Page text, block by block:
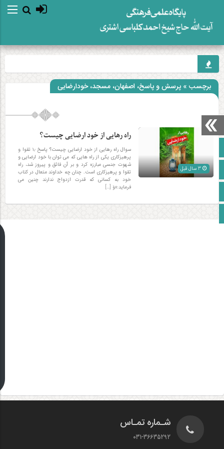
صفحه نخست
آپارات
برچسب » پرسش و پاسخ، اصفهان، مسجد، خودارضایی
راه رهایی از خود ارضایی چیست؟
سوال راه رهایی از خود ارضایی چیست؟ پاسخ ۱٫ تقوا و
پرهیزکاری یکی از راه هایی که می توان با خود ارضایی و
شهوت جنسی مبارزه کرد و بر آن فائق و پیروز شد، راه
تقوا و پرهیزکاری است. چنان چه خداوند متعال در کتاب
خود به کسانی که قدرت ازدواج ندارند چنین می
فرماید:«وَ […]
شـماره تمـاس
031-36635292